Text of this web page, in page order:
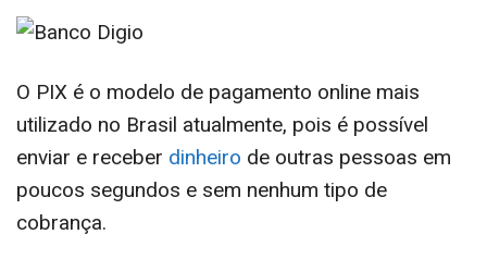
O PIX é o modelo de pagamento online mais
utilizado no Brasil atualmente, pois é possível
enviar e receber dinheiro de outras pessoas em
poucos segundos e sem nenhum tipo de
cobrança.